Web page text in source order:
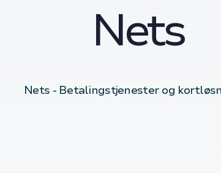
Nets
Nets - Betalingstjenester og